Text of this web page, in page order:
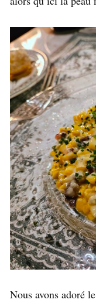
Nous avons adoré